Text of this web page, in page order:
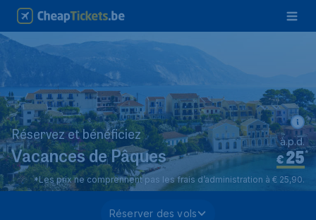
Réservez et bénéficiez
Vacances de Pâques €25*
à.p.d.
*Les prix ne comprennent pas les frais d’administration à € 25,90.
Réserver des vols